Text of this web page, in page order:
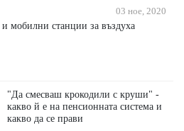
03 ное, 2020
и мобилни станции за въздуха
"Да смесваш крокодили с круши" -
какво й е на пенсионната система и
какво да се прави